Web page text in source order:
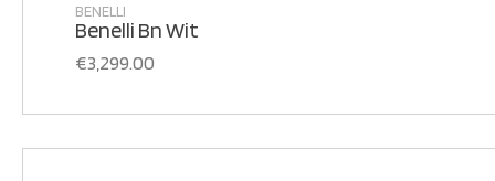
BENELLI
Benelli Bn Wit
€3,299.00